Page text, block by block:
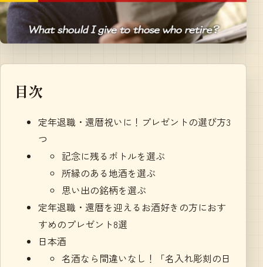
目次
定年退職・還暦祝いに！プレゼントの選び方3
つ
記念に残るボトルを選ぶ
所縁のある地酒を選ぶ
思い出の銘柄を選ぶ
定年退職・還暦を迎えるお酒好きの方におす
すめのプレゼント8選
日本酒
名酒なら間違いなし！「名入れ彫刻の日